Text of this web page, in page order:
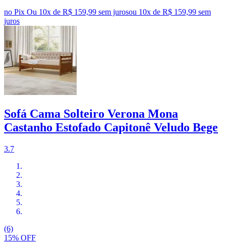
no Pix Ou 10x de R$ 159,99 sem jurosou 10x de R$ 159,99 sem
juros
Sofá Cama Solteiro Verona Mona
Castanho Estofado Capitonê Veludo Bege
3.7
(6)
15% OFF